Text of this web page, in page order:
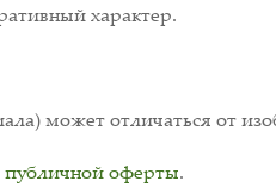
характер.
может отличаться от
оферты.